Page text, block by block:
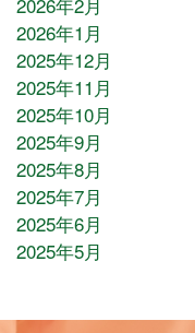
2026年1月
2025年12月
2025年11月
2025年10月
2025年9月
2025年8月
2025年7月
2025年6月
2025年5月